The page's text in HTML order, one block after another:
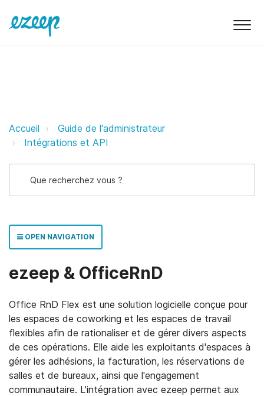
ezeep & OfficeRnD ezeep
Accueil
Guide de l'administrateur
Intégrations et API
OPEN NAVIGATION
ezeep & OfficeRnD
Office RnD Flex est une solution logicielle conçue pour
les espaces de coworking et les espaces de travail
flexibles afin de rationaliser et de gérer divers aspects
de ces opérations. Elle aide les exploitants d'espaces à
gérer les adhésions, la facturation, les réservations de
salles et de bureaux, ainsi que l'engagement
communautaire. L'intégration avec ezeep permet aux